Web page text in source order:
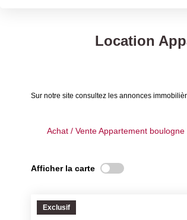
Location
Sur notre site consultez les annonces
Achat / Vente Appartement
Afficher la carte
Exclusif